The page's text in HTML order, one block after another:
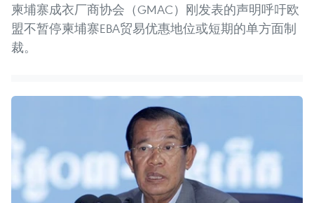
柬埔寨成衣厂商协会（GMAC）刚发表的声明呼吁欧
盟不暂停柬埔寨EBA贸易优惠地位或短期的单方面制
裁。